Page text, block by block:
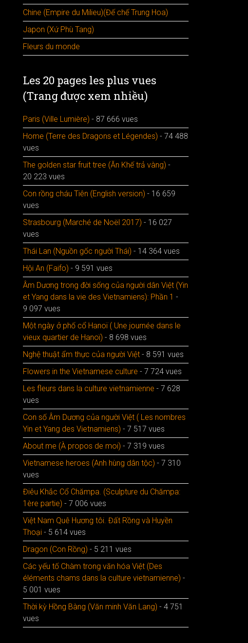
Chine (Empire du Milieu)(Đế chế Trung Hoa)
Japon (Xứ Phù Tang)
Fleurs du monde
Les 20 pages les plus vues
(Trang được xem nhiều)
Paris (Ville Lumière) - 87 666 vues
Home (Terre des Dragons et Légendes) - 74 488
vues
The golden star fruit tree (Ăn Khế trả vàng) -
20 223 vues
Con rồng cháu Tiên (English version) - 16 659
vues
Strasbourg (Marché de Noël 2017) - 16 027
vues
Thái Lan (Nguồn gốc người Thái) - 14 364 vues
Hội An (Faifo) - 9 591 vues
Âm Dương trong đời sống của người dân Việt (Yin
et Yang dans la vie des Vietnamiens): Phần 1 -
9 097 vues
Một ngày ở phố cổ Hanoï ( Une journée dans le
vieux quartier de Hanoï) - 8 698 vues
Nghệ thuật ẩm thực của người Việt - 8 591 vues
Flowers in the Vietnamese culture - 7 724 vues
Les fleurs dans la culture vietnamienne - 7 628
vues
Con số Âm Dương của người Việt ( Les nombres
Yin et Yang des Vietnamiens) - 7 517 vues
About me (À propos de moi) - 7 319 vues
Vietnamese heroes (Anh hùng dân tộc) - 7 310
vues
Điêu Khắc Cổ Chămpa. (Sculpture du Chămpa:
1ère partie) - 7 006 vues
Việt Nam Quê Hương tôi. Đất Rồng và Huyền
Thoại - 5 614 vues
Dragon (Con Rồng) - 5 211 vues
Các yếu tố Chàm trong văn hóa Việt (Des
éléments chams dans la culture vietnamienne) -
5 001 vues
Thời kỳ Hồng Bàng (Văn minh Văn Lang) - 4 751
vues